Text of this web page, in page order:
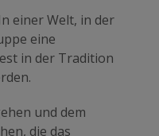
einer Welt, in der
eine
in der Tradition
und dem
die das